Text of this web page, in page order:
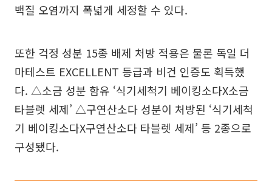
백질 오염까지 폭넓게 세정할 수 있다.
또한 걱정 성분 15종 배제 처방 적용은 물론 독일 더
마테스트 EXCELLENT 등급과 비건 인증도 획득했
다. △소금 성분 함유 ‘식기세척기 베이킹소다X소금
타블렛 세제’ △구연산소다 성분이 처방된 ‘식기세척
기 베이킹소다X구연산소다 타블렛 세제’ 등 2종으로
구성됐다.